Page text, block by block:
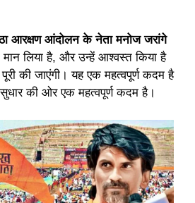
आरक्षण आंदोलन के नेता मनोज जरांगे
लिया है, और उन्हें आश्वस्त किया है
की जाएंगी। यह एक महत्वपूर्ण कदम है
की ओर एक महत्वपूर्ण कदम है।